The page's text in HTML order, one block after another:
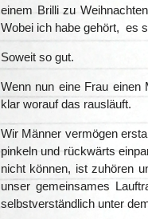
einem Brilli zu
Wobei ich habe gehört, es
Soweit so gut.
Wenn nun eine Frau einen
klar worauf das rausläuft.
Wir Männer vermögen
pinkeln und rückwärts
nicht können, ist zuhören
unser gemeinsames
selbstverständlich unter